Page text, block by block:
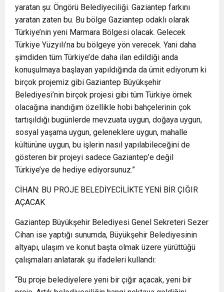
yaratan şu: Öngörü Belediyeciliği. Gaziantep farkını
yaratan zaten bu. Bu bölge Gaziantep odaklı olarak
Türkiye’nin yeni Marmara Bölgesi olacak. Gelecek
Türkiye Yüzyılı’na bu bölgeye yön verecek. Yani daha
şimdiden tüm Türkiye’de daha ilan edildiği anda
konuşulmaya başlayan yapıldığında da ümit ediyorum ki
birçok projemiz gibi Gaziantep Büyükşehir
Belediyesi’nin birçok projesi gibi tüm Türkiye örnek
olacağına inandığım özellikle hobi bahçelerinin çok
tartışıldığı bugünlerde mevzuata uygun, doğaya uygun,
sosyal yaşama uygun, geleneklere uygun, mahalle
kültürüne uygun, bu işlerin nasıl yapılabileceğini de
gösteren bir projeyi sadece Gaziantep’e değil
Türkiye’ye de hediye ediyorsunuz.”
CİHAN: BU PROJE BELEDİYECİLİKTE YENİ BİR ÇIĞIR
AÇACAK
Gaziantep Büyükşehir Belediyesi Genel Sekreteri Sezer
Cihan ise yaptığı sunumda, Büyükşehir Belediyesinin
altyapı, ulaşım ve konut başta olmak üzere yürüttüğü
çalışmaları anlatarak şu ifadeleri kullandı:
“Bu proje belediyelere yeni bir çığır açacak, yeni bir